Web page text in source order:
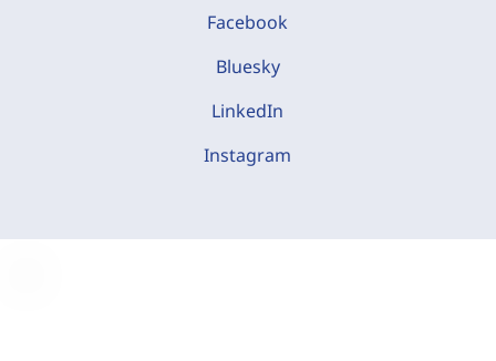
Facebook
Bluesky
LinkedIn
Instagram